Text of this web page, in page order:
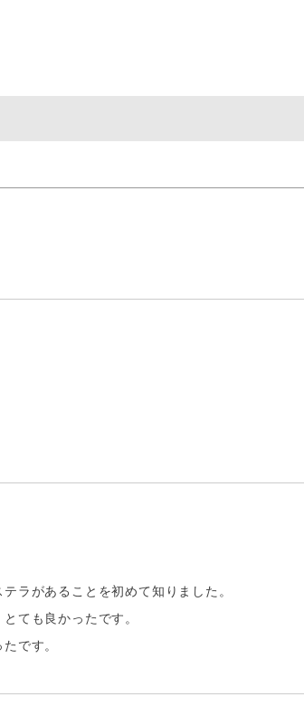
ラがあることを初めて知りました。
ても良かったです。
です。